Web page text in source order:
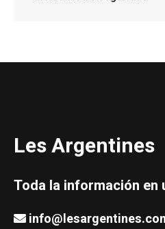
Les Argentines
Toda la información en